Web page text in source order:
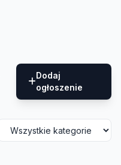
Dodaj
ogłoszenie